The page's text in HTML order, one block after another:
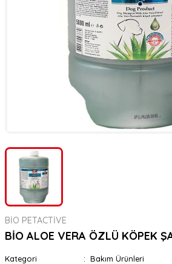
BİO PETACTİVE
BİO ALOE VERA ÖZLÜ KÖPEK
Kategori
Bakım Ürünleri